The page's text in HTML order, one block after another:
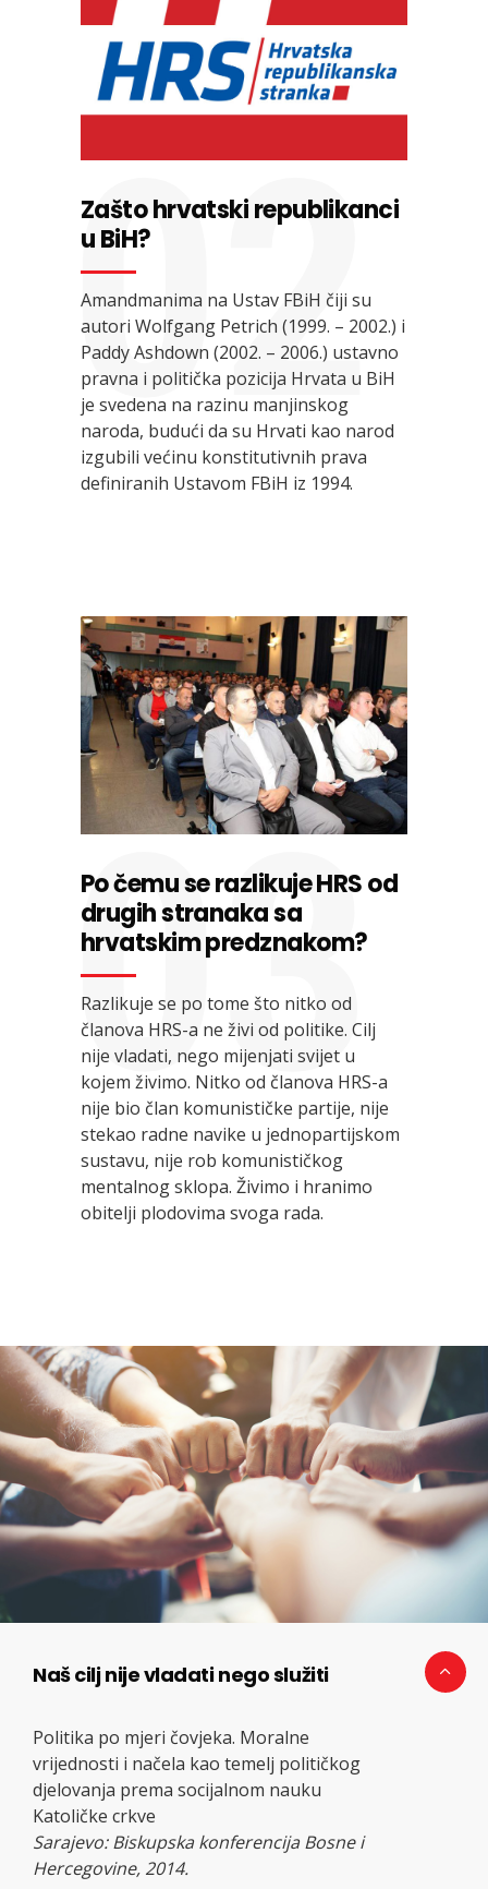
02
Zašto hrvatski republikanci
u BiH?
Amandmanima na Ustav FBiH čiji su
autori Wolfgang Petrich (1999. – 2002.) i
Paddy Ashdown (2002. – 2006.) ustavno
pravna i politička pozicija Hrvata u BiH
je svedena na razinu manjinskog
naroda, budući da su Hrvati kao narod
izgubili većinu konstitutivnih prava
definiranih Ustavom FBiH iz 1994.
03
Po čemu se razlikuje HRS od
drugih stranaka sa
hrvatskim predznakom?
Razlikuje se po tome što nitko od
članova HRS-a ne živi od politike. Cilj
nije vladati, nego mijenjati svijet u
kojem živimo. Nitko od članova HRS-a
nije bio član komunističke partije, nije
stekao radne navike u jednopartijskom
sustavu, nije rob komunističkog
mentalnog sklopa. Živimo i hranimo
obitelji plodovima svoga rada.
Naš cilj nije vladati nego služiti
Politika po mjeri čovjeka. Moralne
vrijednosti i načela kao temelj političkog
djelovanja prema socijalnom nauku
Katoličke crkve
Sarajevo: Biskupska konferencija Bosne i
Hercegovine, 2014.